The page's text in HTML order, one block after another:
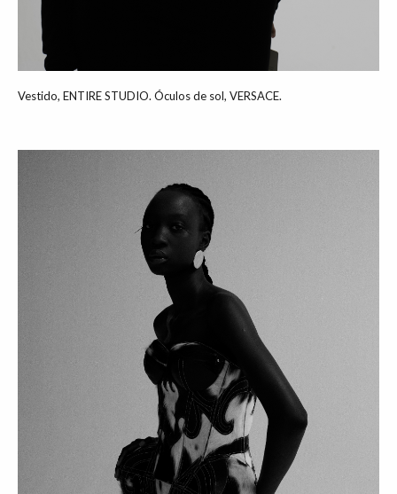
Vestido, ENTIRE STUDIO. Óculos de sol, VERSACE.